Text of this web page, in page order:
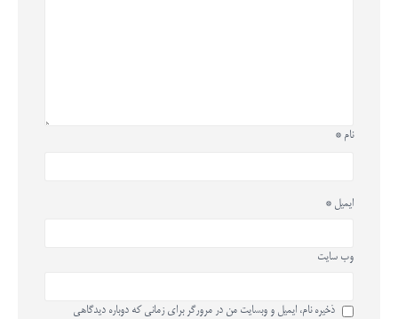
نام *
ایمیل *
وب‌ سایت
ذخیره نام، ایمیل و وبسایت من در مرورگر برای زمانی که دوباره دیدگاهی